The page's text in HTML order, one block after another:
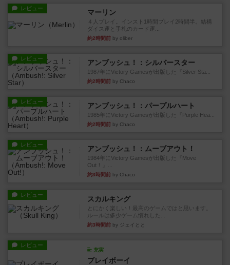
レビュー マーリン
４人プレイ。インスト1時間プレイ2時間半。結構
ダイス運と手札のカード運...
約2時間前 by oliber
レビュー アンブッシュ！：シルバースター
1987年にVictory Gamesが出版した『Silver Sta...
約2時間前 by Chaco
レビュー アンブッシュ！：パープルハート
1985年にVictory Gamesが出版した『Purple Hea...
約2時間前 by Chaco
レビュー アンブッシュ！：ムーブアウト！
1984年にVictory Gamesが出版した『Move
Out！』...
約3時間前 by Chaco
レビュー スカルキング
とにかく楽しい！最高のゲームではと思います。
ルールは多少ゲーム慣れした...
約3時間前 by ジェイとと
レビュー
充実
プレイボーイ